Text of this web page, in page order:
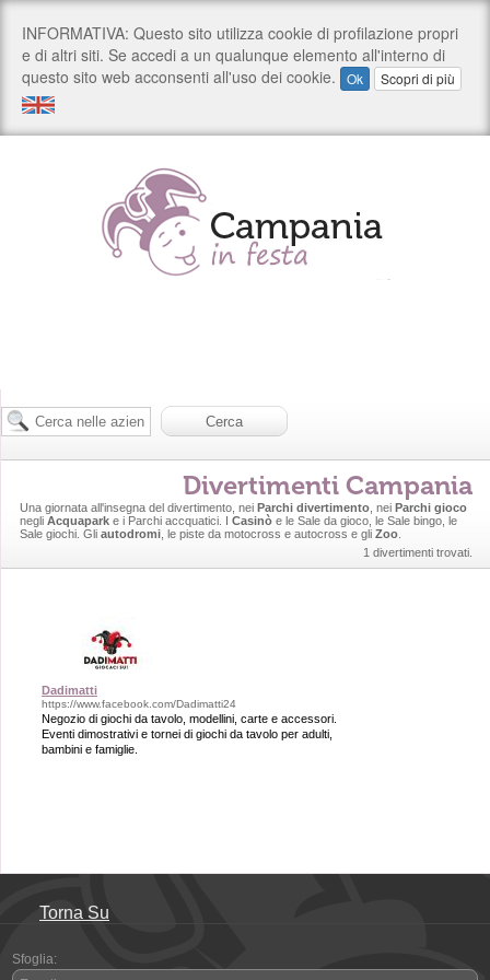
Divertimenti Campania
Una giornata all'insegna del divertimento, nei Parchi divertimento , nei Parchi gioco
negli Acquapark e i Parchi accquatici. I Casinò e le Sale da gioco, le Sale bingo, le
Sale giochi. Gli autodromi , le piste da motocross e autocross e gli Zoo
1 divertimenti trovati.
Dadimatti
https://www.facebook.com/Dadimatti24
Negozio di giochi da tavolo, modellini, carte e accessori.
Eventi dimostrativi e tornei di giochi da tavolo per adulti,
bambini e famiglie.
Torna Su
Sfoglia: